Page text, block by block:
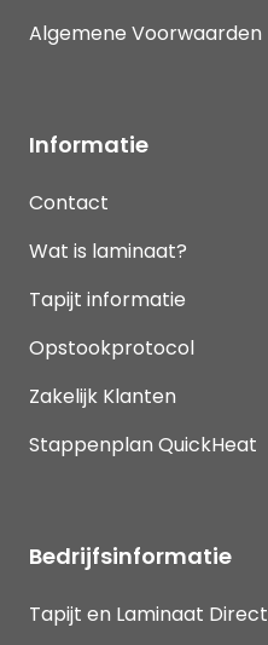
Algemene Voorwaarden
Informatie
Contact
Wat is laminaat?
Tapijt informatie
Opstookprotocol
Zakelijk Klanten
Stappenplan QuickHeat
Bedrijfsinformatie
Tapijt en Laminaat Direct